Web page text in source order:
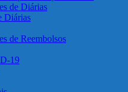
de Diárias
Diárias
de Reembolsos
19